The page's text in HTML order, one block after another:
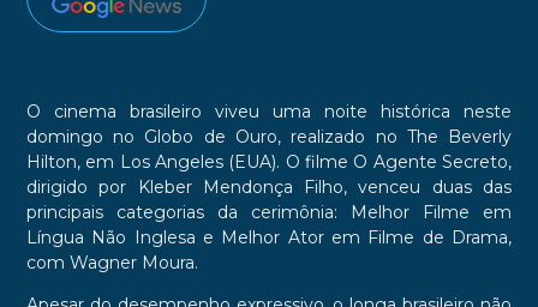
O cinema brasileiro viveu uma noite histórica neste
domingo no Globo de Ouro, realizado no The Beverly
Hilton, em Los Angeles (EUA). O filme O Agente Secreto,
dirigido por Kleber Mendonça Filho, venceu duas das
principais categorias da cerimônia: Melhor Filme em
Língua Não Inglesa e Melhor Ator em Filme de Drama,
com Wagner Moura.